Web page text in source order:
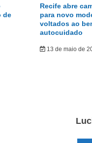
de
Recife abre
para novo
voltados ao
autocuidado
13 de maio de